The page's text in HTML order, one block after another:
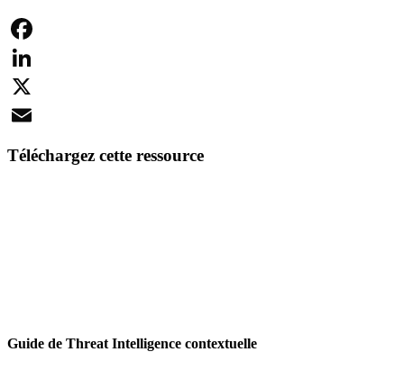
Facebook
LinkedIn
X
Téléchargez cette ressource
Guide de Threat Intelligence contextuelle